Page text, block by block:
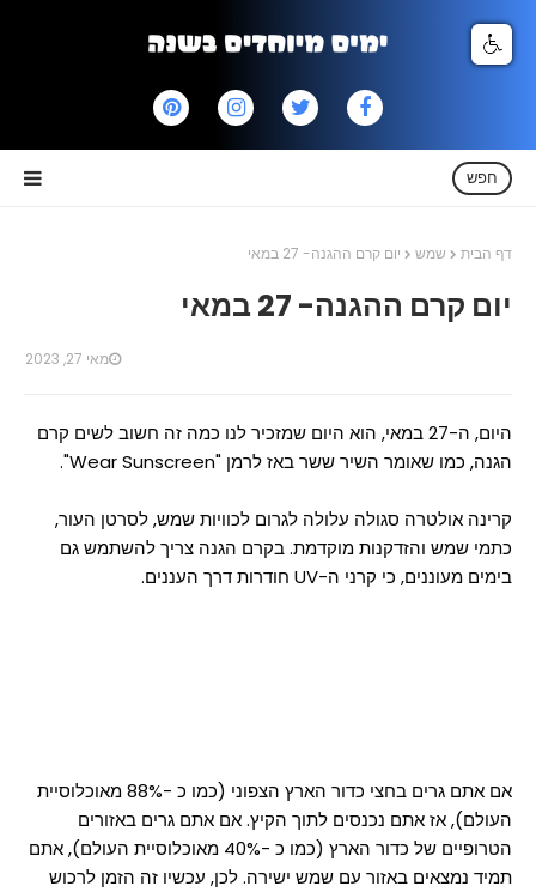
חפש
דף הבית שמש יום קרם ההגנה- 27 במאי
יום קרם ההגנה- 27 במאי
מאי 27, 2023
היום, ה-27 במאי, הוא היום שמזכיר לנו כמה זה חשוב לשים קרם
הגנה, כמו שאומר השיר ששר באז לרמן "Wear Sunscreen".
קרינה אולטרה סגולה עלולה לגרום לכוויות שמש, לסרטן העור,
כתמי שמש והזדקנות מוקדמת. בקרם הגנה צריך להשתמש גם
בימים מעוננים, כי קרני ה-UV חודרות דרך העננים.
אם אתם גרים בחצי כדור הארץ הצפוני (כמו כ -88% מאוכלוסיית
העולם), אז אתם נכנסים לתוך הקיץ. אם אתם גרים באזורים
הטרופיים של כדור הארץ (כמו כ -40% מאוכלוסיית העולם), אתם
תמיד נמצאים באזור עם שמש ישירה. לכן, עכשיו זה הזמן לרכוש